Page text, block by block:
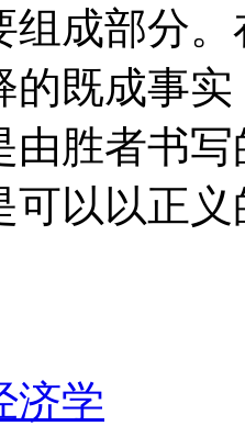
组成部分
的既成事
由胜者书
可以以正
济学